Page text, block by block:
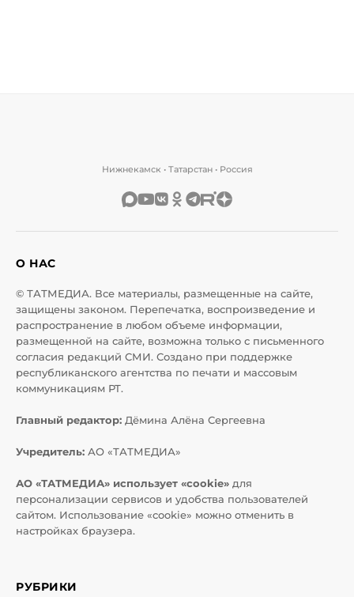
Нижнекамск • Татарстан • Россия
О НАС
© ТАТМЕДИА. Все материалы, размещенные на сайте,
защищены законом. Перепечатка, воспроизведение и
распространение в любом объеме информации,
размещенной на сайте, возможна только с письменного
согласия редакций СМИ. Создано при поддержке
республиканского агентства по печати и массовым
коммуникациям РТ.
Главный редактор: Дёмина Алёна Сергеевна
Учредитель: АО «ТАТМЕДИА»
АО «ТАТМЕДИА» использует «cookie» для
персонализации сервисов и удобства пользователей
сайтом. Использование «cookie» можно отменить в
настройках браузера.
РУБРИКИ